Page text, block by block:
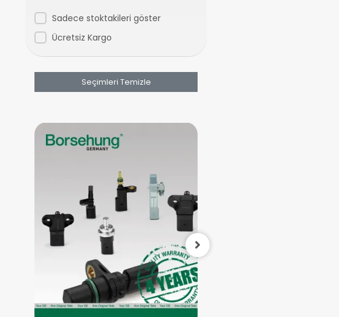
Tiguan
Touareg
Transporter
Sadece stoktakileri göster
Ücretsiz Kargo
Seçimleri Temizle